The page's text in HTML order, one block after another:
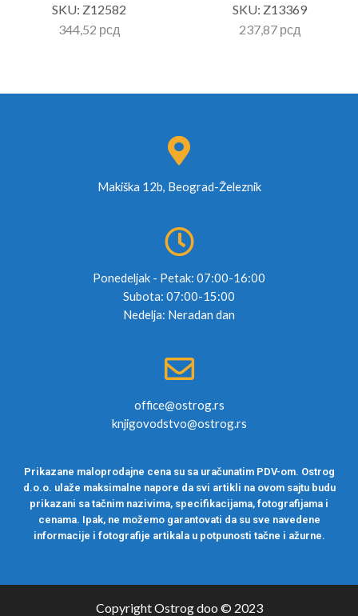
SKU: Z12582
344,52 рсд
SKU: Z13369
237,87 рсд
Makiška 12b, Beograd-Železnik
Ponedeljak - Petak: 07:00-16:00
Subota: 07:00-15:00
Nedelja: Neradan dan
office@ostrog.rs
knjigovodstvo@ostrog.rs
Prikazane maloprodajne cena su sa uračunatim PDV-om. Ostrog
d.o.o. ulaže maksimalne napore da svi artikli na ovom sajtu budu
prikazani sa tačnim nazivima, specifikacijama, fotografijama i
cenama. Ipak, ne možemo garantovati da su sve navedene
informacije i fotografije artikala u potpunosti tačne i ažurne.
Copyright Ostrog doo © 2023